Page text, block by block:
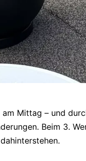
am Mittag – und
Beim 3.